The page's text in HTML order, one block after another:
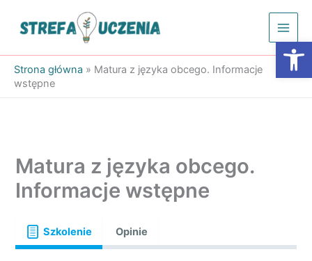
Strona główna » Matura z języka obcego. Informacje
wstępne
Matura z języka obcego.
Informacje wstępne
Szkolenie Opinie